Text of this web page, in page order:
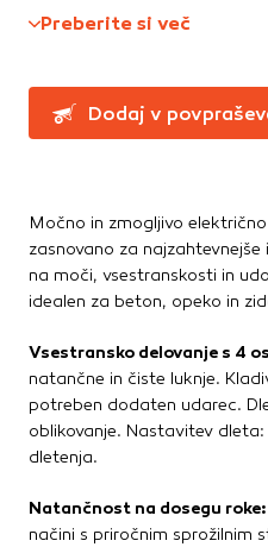
Ročne žage, sekire, noži
Zidarsko orodje
Kotniki
Kotno in profilno železo
Pritrdilna tehnika
Spojni elementi
Vijaki
Žičniki
Preberite si več
Dodaj v
Močno in zmogljivo
zasnovano za
na moči, vsestranskosti in
idealen za beton, opeko in
Vsestransko delovanje s 4
natančne in čiste luknje.
potreben dodaten udarec.
oblikovanje. Nastavitev
dletenja.
Natančnost na dosegu roke:
načini s priročnim sprožilnim
Partnerska oglaševalska
prikazovanje ustreznih
Pri delu uporabljajo
brskalnika in naprave. Če
Potrdi